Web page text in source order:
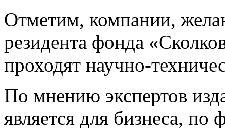
Отметим, компании,
резидента фонда
проходят научно-
По мнению экспертов
является для бизнеса, по